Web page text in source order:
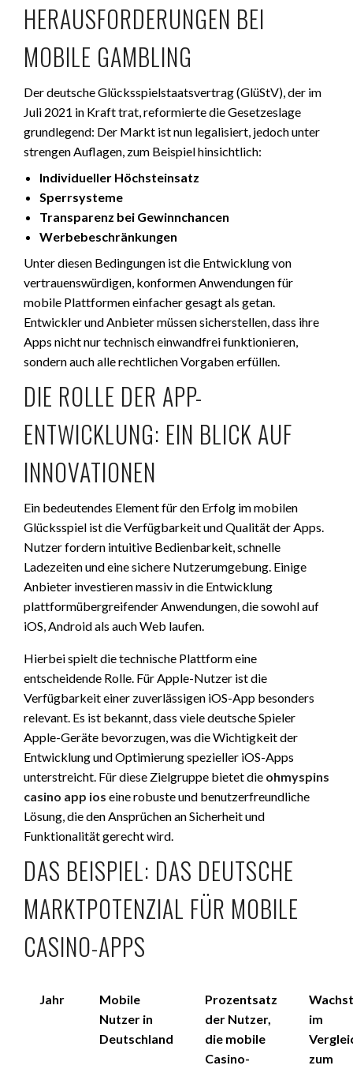
HERAUSFORDERUNGEN BEI
MOBILE GAMBLING
Der deutsche Glücksspielstaatsvertrag (GlüStV), der im
Juli 2021 in Kraft trat, reformierte die Gesetzeslage
grundlegend: Der Markt ist nun legalisiert, jedoch unter
strengen Auflagen, zum Beispiel hinsichtlich:
Individueller Höchsteinsatz
Sperrsysteme
Transparenz bei Gewinnchancen
Werbebeschränkungen
Unter diesen Bedingungen ist die Entwicklung von
vertrauenswürdigen, konformen Anwendungen für
mobile Plattformen einfacher gesagt als getan.
Entwickler und Anbieter müssen sicherstellen, dass ihre
Apps nicht nur technisch einwandfrei funktionieren,
sondern auch alle rechtlichen Vorgaben erfüllen.
DIE ROLLE DER APP-
ENTWICKLUNG: EIN BLICK AUF
INNOVATIONEN
Ein bedeutendes Element für den Erfolg im mobilen
Glücksspiel ist die Verfügbarkeit und Qualität der Apps.
Nutzer fordern intuitive Bedienbarkeit, schnelle
Ladezeiten und eine sichere Nutzerumgebung. Einige
Anbieter investieren massiv in die Entwicklung
plattformübergreifender Anwendungen, die sowohl auf
iOS, Android als auch Web laufen.
Hierbei spielt die technische Plattform eine
entscheidende Rolle. Für Apple-Nutzer ist die
Verfügbarkeit einer zuverlässigen iOS-App besonders
relevant. Es ist bekannt, dass viele deutsche Spieler
Apple-Geräte bevorzugen, was die Wichtigkeit der
Entwicklung und Optimierung spezieller iOS-Apps
unterstreicht. Für diese Zielgruppe bietet die ohmyspins
casino app ios eine robuste und benutzerfreundliche
Lösung, die den Ansprüchen an Sicherheit und
Funktionalität gerecht wird.
DAS BEISPIEL: DAS DEUTSCHE
MARKTPOTENZIAL FÜR MOBILE
CASINO-APPS
Jahr
Mobile
Nutzer in
Deutschland
Prozentsatz
der Nutzer,
die mobile
Casino-
im
zum